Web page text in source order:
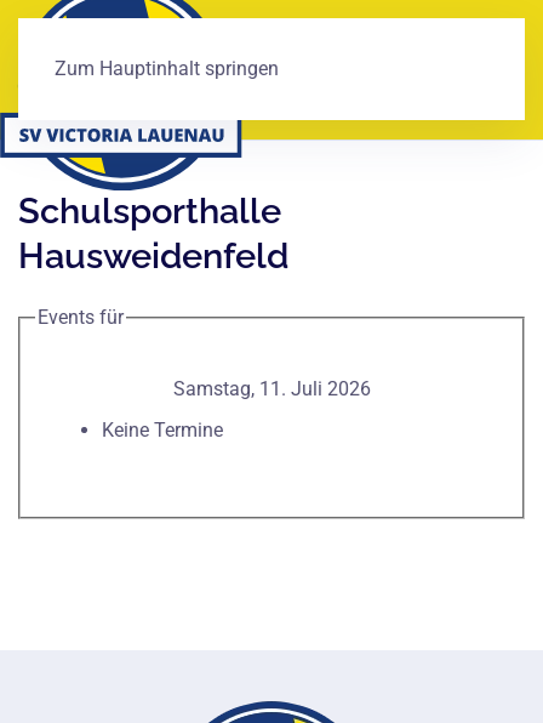
Zum Hauptinhalt springen
Schulsporthalle
Hausweidenfeld
Events für
Samstag, 11. Juli 2026
Keine Termine